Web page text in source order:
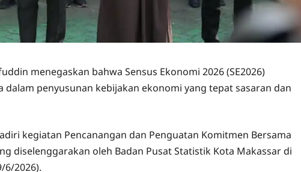
menegaskan bahwa Sensus Ekonomi 2026 (SE2026)
penyusunan kebijakan ekonomi yang tepat sasaran dan
kegiatan Pencanangan dan Penguatan Komitmen Bersama
diselenggarakan oleh Badan Pusat Statistik Kota Makassar di
6/2026).